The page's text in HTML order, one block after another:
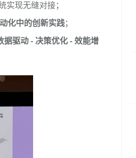
实现无缝对接；
化中的创新实践；
据驱动 - 决策优化 - 效能增